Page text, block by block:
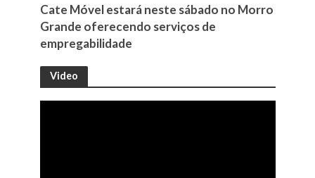
Cate Móvel estará neste sábado no Morro
Grande oferecendo serviços de
empregabilidade
Video